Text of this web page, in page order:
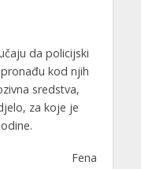
da policijski
kod njih
sredstva,
za koje je
Fena